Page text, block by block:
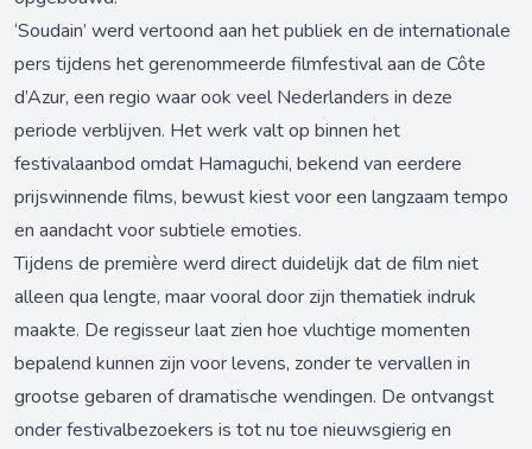
‘Soudain’ werd vertoond aan het publiek en de internationale
pers tijdens het gerenommeerde filmfestival aan de Côte
d’Azur, een regio waar ook veel Nederlanders in deze
periode verblijven. Het werk valt op binnen het
festivalaanbod omdat Hamaguchi, bekend van eerdere
prijswinnende films, bewust kiest voor een langzaam tempo
en aandacht voor subtiele emoties.
Tijdens de première werd direct duidelijk dat de film niet
alleen qua lengte, maar vooral door zijn thematiek indruk
maakte. De regisseur laat zien hoe vluchtige momenten
bepalend kunnen zijn voor levens, zonder te vervallen in
grootse gebaren of dramatische wendingen. De ontvangst
onder festivalbezoekers is tot nu toe nieuwsgierig en